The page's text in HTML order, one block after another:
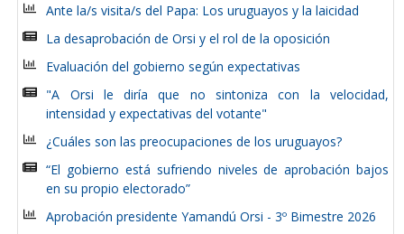
Ante la/s visita/s del Papa: Los uruguayos y la laicidad
La desaprobación de Orsi y el rol de la oposición
Evaluación del gobierno según expectativas
"A Orsi le diría que no sintoniza con la velocidad,
intensidad y expectativas del votante"
¿Cuáles son las preocupaciones de los uruguayos?
“El gobierno está sufriendo niveles de aprobación bajos
en su propio electorado”
Aprobación presidente Yamandú Orsi - 3º Bimestre 2026